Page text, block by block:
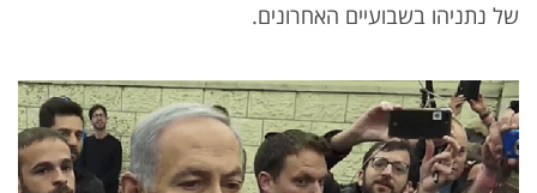
של נתניהו בשבועיים האחרונים.